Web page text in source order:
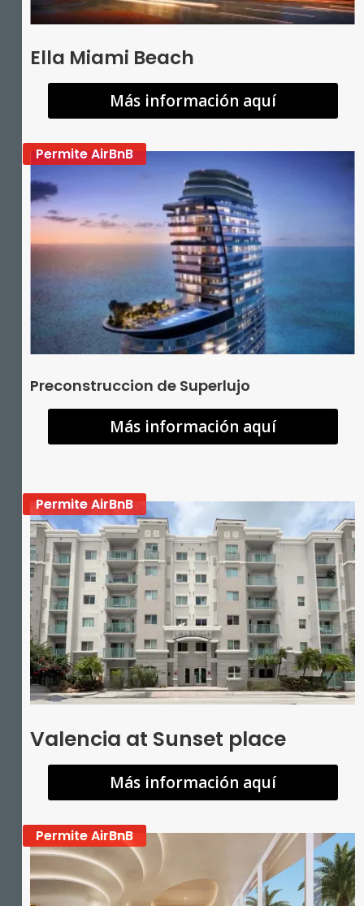
Ella Miami Beach
Más información aquí
Permite AirBnB
Preconstruccion de Superlujo
Más información aquí
Permite AirBnB
Valencia at Sunset place
Más información aquí
Permite AirBnB